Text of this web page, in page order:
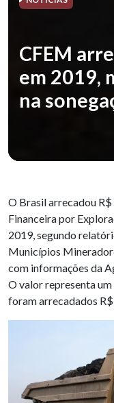
CFEM
em 2019,
na
O Brasil arrecadou
Financeira por
2019, segundo
Municípios
com informações da
O valor representa
foram arrecadados